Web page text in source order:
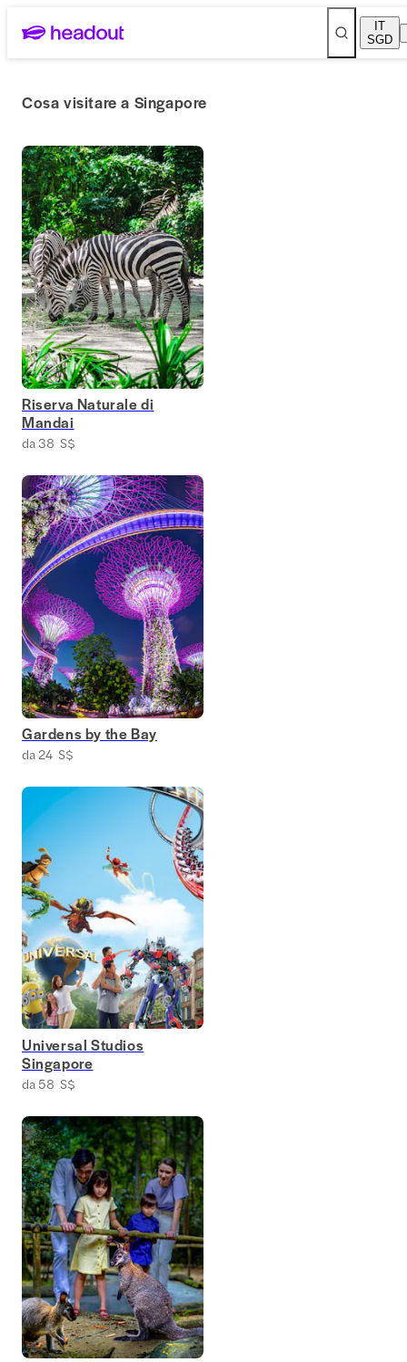
IT
SGD
Cosa visitare a Singapore
Riserva Naturale di
Mandai
da 38 S$
Gardens by the Bay
da 24 S$
Universal Studios
Singapore
da 58 S$